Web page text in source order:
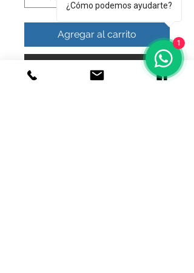
Agregar al carrito
¿Cómo podemos ayudarte?
1